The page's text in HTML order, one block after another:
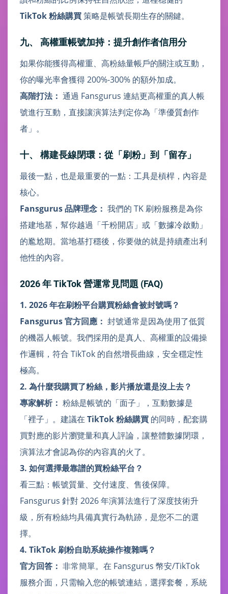
TikTok 粉絲購買策略是帳號長期生存的關鍵。
九、 高權重帳號加持：提升創作者信用分
如果你能獲得高權重、高粉絲量帳戶的關注或互動，
你的曝光率會獲得 200%-300% 的額外加成。
高階打法： 通過 Fansgurus 連結更高權重的真人帳
號進行互動，直接讓演算法判定你為「準優質創作
者」。
十、 構建長線閉環：從「刷粉」到「留存」
最後一點，也是最重要的一點：工具是槓桿，內容是
核心。
Fansgurus 品牌理念： 我們的 TK 刷粉服務是為你
搭建地基，幫你越過「千粉開店」或「數據冷啟動」
的尷尬期。當地基打穩後，你要做的就是持續產出利
他性的內容。
2026 年 TikTok 營運常見問題 (FAQ)
1. 2026 年在刷粉平台購買粉絲會被封號嗎？
Fansgurus 官方回應： 封號通常是因為使用了低質
的機器人帳號。我們採用的是真人、高權重的設備操
作邏輯，符合 TikTok 的自然增長曲線，安全穩定性
極高。
2. 為什麼我購買了粉絲，影片播放還是沒上去？
專家解析： 粉絲是帳號的「面子」，互動數據是
「裡子」。建議在 TikTok 粉絲購買 的同時，配套購
買對應的影片瀏覽量和真人評論，讓整體數據閉環，
演算法才會認為你的內容真的火了。
3. 如何選擇最靠譜的買粉絲平台？
看三點：帳號質量、交付速度、售後保障。
Fansgurus 針對 2026 年演算法進行了深度技術升
級，所有粉絲均具備真實行為軌跡，是您不二的選
擇。
4. TikTok 刷粉自助系統操作複雜嗎？
官方回答： 非常簡單。在 Fansgurus 幣安/TikTok
服務介面，只需輸入您的帳號連結，選擇套餐，系統